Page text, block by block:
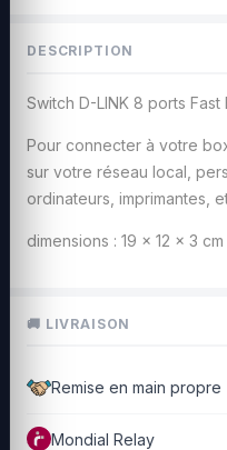
DESCRIPTION
Switch D-LINK 8 ports Fast
Pour connecter à votre
sur votre réseau local,
ordinateurs, imprimantes,
dimensions : 19 x 12 x 3 cm
🚚 LIVRAISON
Remise en main propre
Mondial Relay